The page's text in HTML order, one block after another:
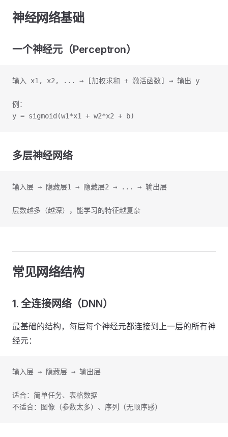
神经网络基础
一个神经元（Perceptron）
输入 x1, x2, ... → [加权求和 + 激活函数] → 输出 y
例：
y = sigmoid(w1*x1 + w2*x2 + b)
多层神经网络
输入层 → 隐藏层1 → 隐藏层2 → ... → 输出层
层数越多（越深），能学习的特征越复杂
常见网络结构
1. 全连接网络（DNN）
最基础的结构，每层每个神经元都连接到上一层的所有神
经元：
输入层 → 隐藏层 → 输出层
适合：简单任务、表格数据
不适合：图像（参数太多）、序列（无顺序感）